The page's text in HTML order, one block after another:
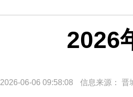
2026
2026-06-06 09:58:08 信息来源： 晋